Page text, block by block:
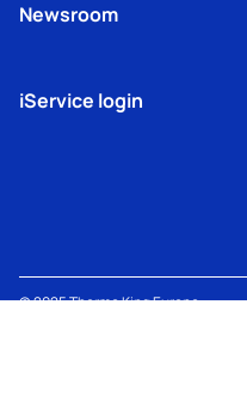
Newsroom
iService login
© 2025Thermo KingEurope –